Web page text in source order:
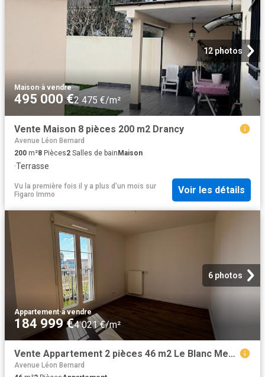
12 photos
Maison·à vendre
495 000 €2 475 €/m²
Vente Maison 8 pièces 200 m2 Drancy
Avenue Léon Bernard
200 m²8 Pièces2 Salles de bain Maison
·Terrasse
Vu la première fois il y a plus d'un mois sur
Figaro Immo
Voir les détails
6 photos
Appartement·à vendre
184 999 €4 021 €/m²
Vente Appartement 2 pièces 46 m2 Le Blanc Mesnil
Avenue Léon Bernard